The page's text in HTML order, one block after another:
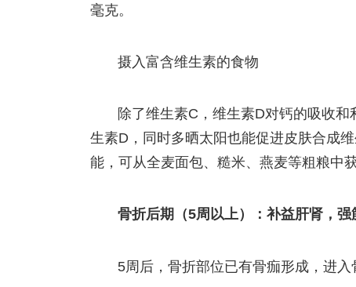
毫克。
摄入富含维生素的食物
除了维生素C，维生素D对钙的吸收
生素D，同时多晒太阳也能促进皮肤合成
能，可从全麦面包、糙米、燕麦等粗粮中获
骨折后期（5周以上）：补益肝肾，强
5周后，骨折部位已有骨痂形成，进